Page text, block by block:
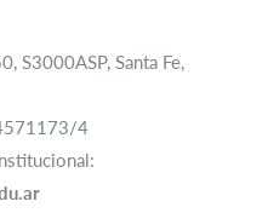
S3000ASP, Santa Fe,
4